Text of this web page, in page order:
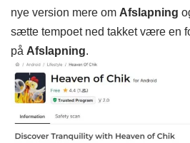
nye version mere om Afslapning
sætte tempoet ned takket være en
på Afslapning.